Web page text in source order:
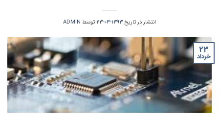
انتشار در تاریخ1393-03-23 توسط ADMIN
23
خرداد